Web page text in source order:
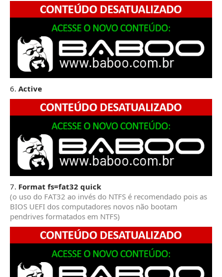
6. Active
7. Format fs=fat32 quick
(o uso do FAT32 ao invés do NTFS é recomendado pois as
BIOS UEFI dos computadores novos não bootam
pendrives formatados em NTFS)